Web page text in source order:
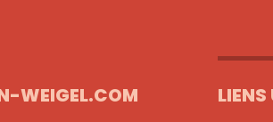
WEIGEL.COM LIENS